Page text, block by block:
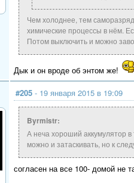
Чем холоднее, тем
химические процессы в нём.
Потом выключить и можно
Дык и он вроде об энтом же!
#205 - 19 января 2015 в 19:09
Byrmistr:
А неча хороший аккумулятор
можно и затаскивать, но к
согласен на все 100- домой не